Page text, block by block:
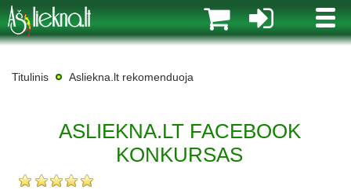
MENIU
Titulinis Asliekna.lt rekomenduoja
ASLIEKNA.LT FACEBOOK
KONKURSAS